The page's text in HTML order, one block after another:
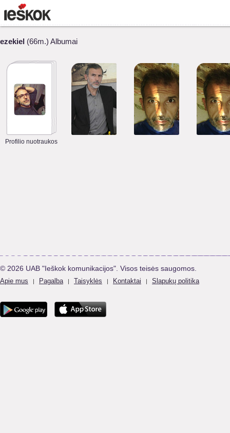
ezekiel (66m.) Albumai
Profilio nuotraukos
© 2026 UAB "Ieškok komunikacijos". Visos teisės saugomos.
Apie mus | Pagalba | Taisyklės | Kontaktai | Slapukų politika